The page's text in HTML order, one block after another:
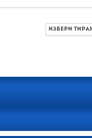
ИЗБЕРИ